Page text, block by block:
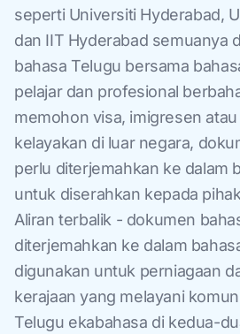
seperti Universiti Hyderabad,
dan IIT Hyderabad semuanya
bahasa Telugu bersama
pelajar dan profesional
memohon visa, imigresen
kelayakan di luar negara,
perlu diterjemahkan ke dalam
untuk diserahkan kepada
Aliran terbalik - dokumen
diterjemahkan ke dalam
digunakan untuk perniagaan
kerajaan yang melayani
Telugu ekabahasa di kedua-